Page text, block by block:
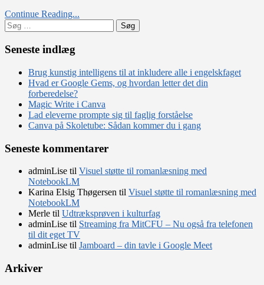
Continue Reading...
Søg
efter:
Seneste indlæg
Brug kunstig intelligens til at inkludere alle i engelskfaget
Hvad er Google Gems, og hvordan letter det din
forberedelse?
Magic Write i Canva
Lad eleverne prompte sig til faglig forståelse
Canva på Skoletube: Sådan kommer du i gang
Seneste kommentarer
adminLise til Visuel støtte til romanlæsning med
NotebookLM
Karina Elsig Thøgersen til Visuel støtte til romanlæsning med
NotebookLM
Merle til Udtræksprøven i kulturfag
adminLise til Streaming fra MitCFU – Nu også fra telefonen
til dit eget TV
adminLise til Jamboard – din tavle i Google Meet
Arkiver